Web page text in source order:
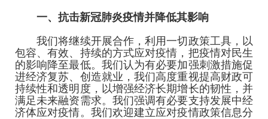
一、抗击新冠肺炎疫情并降低其影响
我们将继续开展合作，利用一切政策工具，以
包容、有效、持续的方式应对疫情，把疫情对民生
的影响降至最低。我们认为有必要加强刺激措施促
进经济复苏、创造就业，我们高度重视提高财政可
持续性和透明度，以增强经济长期增长的韧性，并
满足未来融资需求。我们强调有必要支持发展中经
济体应对疫情。我们欢迎建立应对疫情政策信息分